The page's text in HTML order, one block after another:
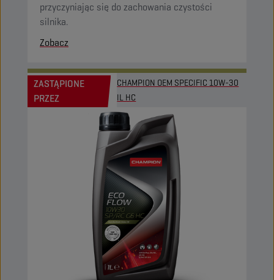
przyczyniając się do zachowania czystości
silnika.
Zobacz
ZASTĄPIONE
PRZEZ
CHAMPION OEM SPECIFIC 10W-30
IL HC